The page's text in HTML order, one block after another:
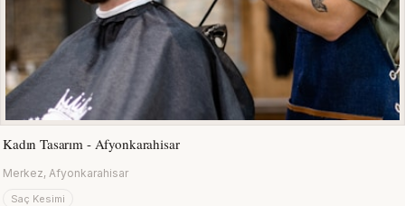
Kadın Tasarım - Afyonkarahisar
Merkez, Afyonkarahisar
Saç Kesimi